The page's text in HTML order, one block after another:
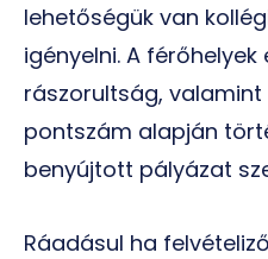
lehetőségük van
igényelni. A
rászorultság,
pontszám alapján
benyújtott pályázat
Ráadásul ha